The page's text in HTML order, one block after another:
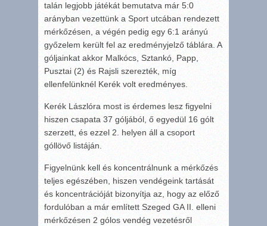
talán legjobb játékát bemutatva már 5:0
arányban vezettünk a Sport utcában rendezett
mérkőzésen, a végén pedig egy 6:1 arányú
győzelem került fel az eredményjelző táblára. A
góljainkat akkor Malkócs, Sztankó, Papp,
Pusztai (2) és Rajsli szerezték, míg
ellenfelünknél Kerék volt eredményes.
Kerék Lászlóra most is érdemes lesz figyelni
hiszen csapata 37 góljából, ő egyedül 16 gólt
szerzett, és ezzel 2. helyen áll a csoport
góllövő listáján.
Figyelnünk kell és koncentrálnunk a mérkőzés
teljes egészében, hiszen vendégeink tartását
és koncentrációját bizonyítja az, hogy az előző
fordulóban a már említett Szeged GA II. elleni
mérkőzésen 2 gólos vendég vezetésről